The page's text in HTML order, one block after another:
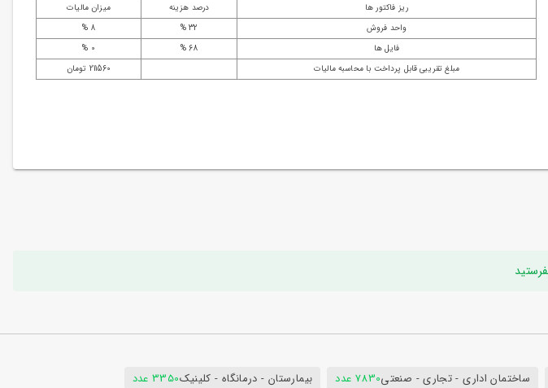
ریز فاکتور ها درصد هزینه
میزان مالیات
واحد فروش
32 %
8 %
فایل ها
68 %
0 %
مبلغ تقریبی قابل پرداخت با محاسبه مالیات
211560 تومان
ساختمان اداری - تجاری - صنعتی7830 عدد بیمارستان - درمانگاه - کلینیک3350 عدد